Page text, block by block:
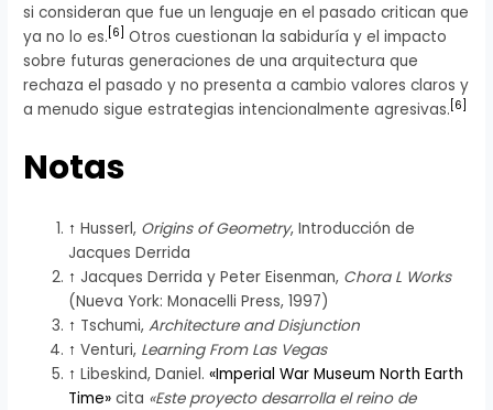
si consideran que fue un lenguaje en el pasado critican que
ya no lo es. 6 Otros cuestionan la sabiduría y el impacto
sobre futuras generaciones de una arquitectura que
rechaza el pasado y no presenta a cambio valores claros y
a menudo sigue estrategias intencionalmente agresivas. 6
Notas
↑ Husserl, Origins of Geometry, Introducción de
Jacques Derrida
↑ Jacques Derrida y Peter Eisenman, Chora L Works
(Nueva York: Monacelli Press, 1997)
↑ Tschumi,Architecture and Disjunction
↑ Venturi, Learning From Las Vegas
↑ Libeskind, Daniel.«Imperial War Museum North Earth
Time» cita «Este proyecto desarrolla el reino de